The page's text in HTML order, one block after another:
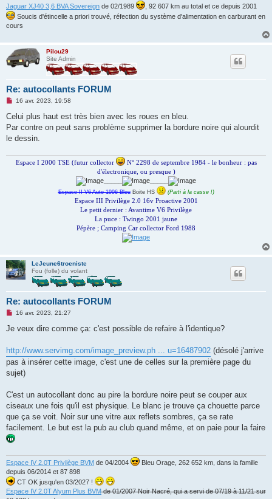
Jaguar XJ40 3,6 BVA Sovereign de 02/1989
, 92 607 km au total et ce depuis 2001
Soucis d'étincelle a priori trouvé, réfection du système d'alimentation en carburant en
cours
Pilou29
Site Admin
Re: autocollants FORUM
M
s
a
g
n
16 avr. 2023, 19:58
Celui plus haut est très bien avec les roues en bleu.
Par contre on peut sans problème supprimer la bordure noire qui alourdit
le dessin.
Espace I 2000 TSE (futur collector
N° 2298 de septembre 1984 - le bonheur : pas
d'électronique, ou presque )
Espace II V6 Auto 1996 Bleu Boite HS (Parti à la casse !)
Espace III Privilège 2.0 16v Proactive 2001
Le petit dernier : Avantime V6 Privilège
La puce : Twingo 2001 jaune
Pépère ; Camping Car collector Ford 1988
LeJeune6troeniste
Fou (folle) du volant
Re: autocollants FORUM
M
s
g
e
n
o
n
u
16 avr. 2023, 21:27
Je veux dire comme ça: c'est possible de refaire à l'identique?
http://www.servimg.com/image_preview.ph ... u=16487902 (désolé j'arrive
pas à insérer cette image, c'est une de celles sur la première page du
sujet)
C'est un autocollant donc au pire la bordure noire peut se couper aux
ciseaux une fois qu'il est physique. Le blanc je trouve ça chouette parce
que ça se voit. Noir sur une vitre aux reflets sombres, ça se rate
facilement. Le but est la pub au club quand même, et on paie pour la faire
Espace IV 2.0T Privilège BVM de 04/2004
Bleu Orage, 262 652 km, dans la famille
depuis 06/2014 et 87 898
CT OK jusqu'en 03/2027 !
Espace IV 2.0T Alyum Plus BVMde 01/2007 Noir Nacré, qui a servi de 07/19 à 11/21 sur